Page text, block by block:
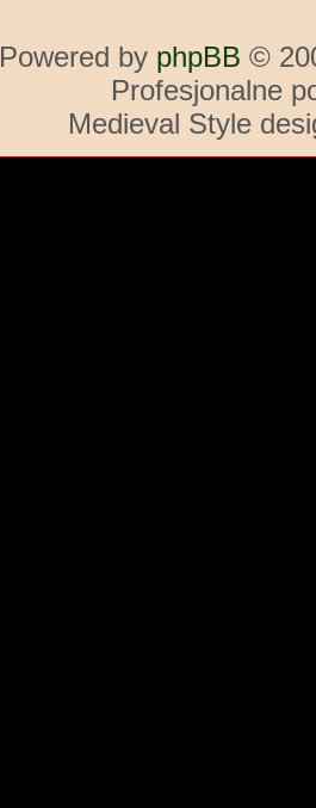
Powered by phpBB ©
Profesjonalne
Medieval Style